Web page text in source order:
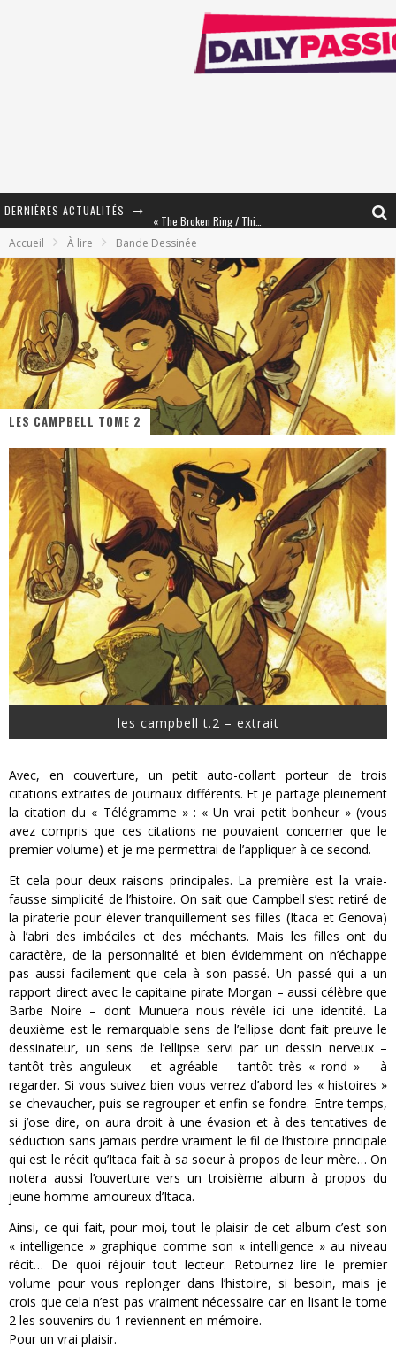
DERNIÈRES ACTUALITÉS
« Le Béton et le Bambou / Propositions pour Mayotte et le Monde. » - Améliorations !
Star Fox
PsyRiver 2026 : la magie revient sur les rives de l’Aar
« MOFUSAND / Parler Japonais » – Des Expressions Pratiques !
« Dr Wertham / L’homme qui étudia les tueurs en série » - Un Métier à Risque !
« Le Vent dand les Saules » - Une Belle Histoire !
« Damn Them All » - Un duo de Choc !
Yoshi and the mysterious book
« WOLF-MAN / Integrale Tomes 1 et 2 » - Cruelle Vengeance !
Accueil À lire Bande Dessinée
LES CAMPBELL TOME 2
les campbell t.2 – extrait
Avec, en couverture, un petit auto-collant porteur de trois
citations extraites de journaux différents. Et je partage pleinement
la citation du « Télégramme » : « Un vrai petit bonheur » (vous
avez compris que ces citations ne pouvaient concerner que le
premier volume) et je me permettrai de l’appliquer à ce second.
Et cela pour deux raisons principales. La première est la vraie-
fausse simplicité de l’histoire. On sait que Campbell s’est retiré de
la piraterie pour élever tranquillement ses filles (Itaca et Genova)
à l’abri des imbéciles et des méchants. Mais les filles ont du
caractère, de la personnalité et bien évidemment on n’échappe
pas aussi facilement que cela à son passé. Un passé qui a un
rapport direct avec le capitaine pirate Morgan – aussi célèbre que
Barbe Noire – dont Munuera nous révèle ici une identité. La
deuxième est le remarquable sens de l’ellipse dont fait preuve le
dessinateur, un sens de l’ellipse servi par un dessin nerveux –
tantôt très anguleux – et agréable – tantôt très « rond » – à
regarder. Si vous suivez bien vous verrez d’abord les « histoires »
se chevaucher, puis se regrouper et enfin se fondre. Entre temps,
si j’ose dire, on aura droit à une évasion et à des tentatives de
séduction sans jamais perdre vraiment le fil de l’histoire principale
qui est le récit qu’Itaca fait à sa soeur à propos de leur mère… On
notera aussi l’ouverture vers un troisième album à propos du
jeune homme amoureux d’Itaca.
Ainsi, ce qui fait, pour moi, tout le plaisir de cet album c’est son
« intelligence » graphique comme son « intelligence » au niveau
récit… De quoi réjouir tout lecteur. Retournez lire le premier
volume pour vous replonger dans l’histoire, si besoin, mais je
crois que cela n’est pas vraiment nécessaire car en lisant le tome
2 les souvenirs du 1 reviennent en mémoire.
Pour un vrai plaisir.